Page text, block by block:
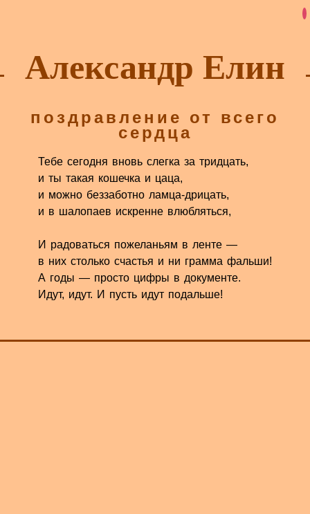
Александр Елин
поздравление от всего
сердца
Тебе сегодня вновь слегка за тридцать,
и ты такая кошечка и цаца,
и можно беззаботно ламца-дрицать,
и в шалопаев искренне влюбляться,
И радоваться пожеланьям в ленте —
в них столько счастья и ни грамма фальши!
А годы — просто цифры в документе.
Идут, идут. И пусть идут подальше!